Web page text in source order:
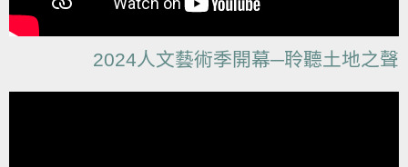
2024人文藝術季開幕─聆聽土地之聲